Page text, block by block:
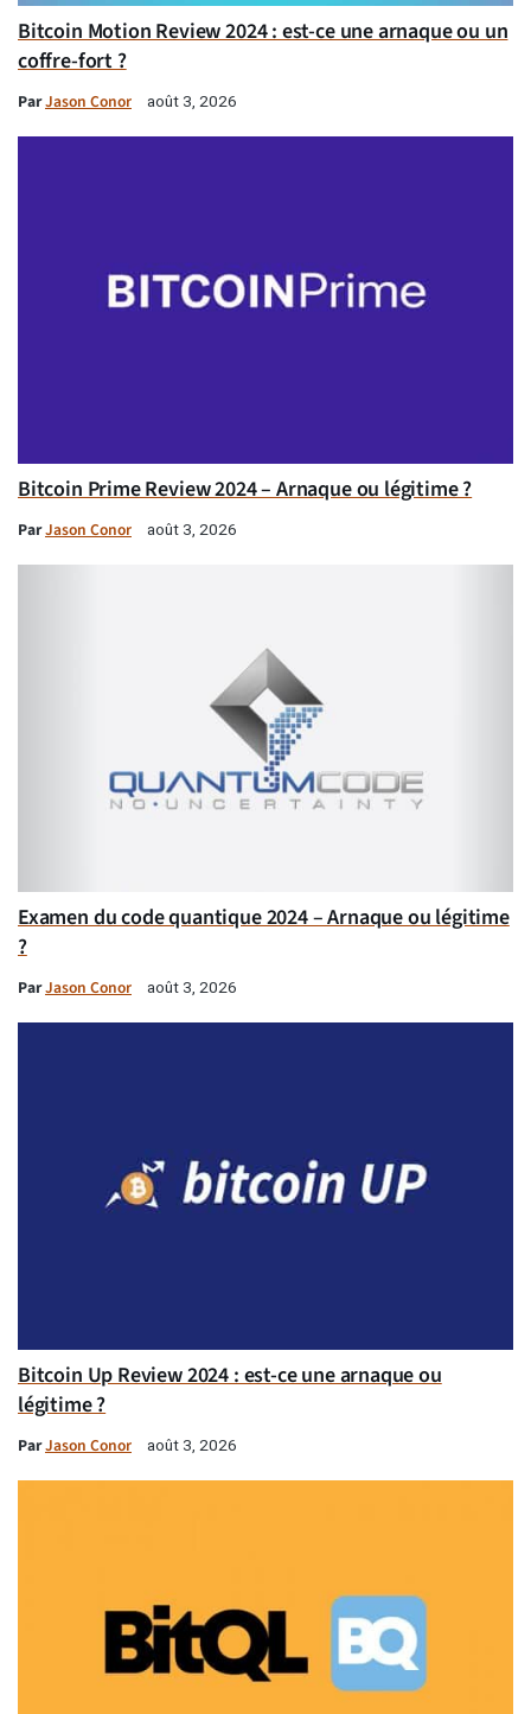
Bitcoin Motion Review 2024 : est-ce une arnaque ou un
coffre-fort ?
ParJason Conor août 3, 2026
Bitcoin Prime Review 2024 – Arnaque ou légitime ?
ParJason Conor août 3, 2026
Examen du code quantique 2024 – Arnaque ou légitime
?
ParJason Conor août 3, 2026
Bitcoin Up Review 2024 : est-ce une arnaque ou
légitime ?
ParJason Conor août 3, 2026